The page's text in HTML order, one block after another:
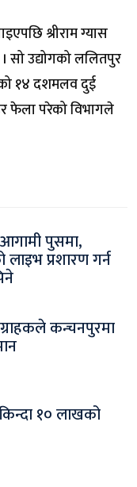
श्रीराम ग्यास
सो उद्योगको ललितपुर
१४ दशमलव दुई
फेला परेको विभागले
पुसमा,
लाइभ प्रशारण गर्न
कन्चनपुरमा
१० लाखको